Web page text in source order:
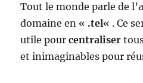
Tout le monde parle de
domaine en « .tel« . Ce
utile pourcentraliser
et inimaginables pour